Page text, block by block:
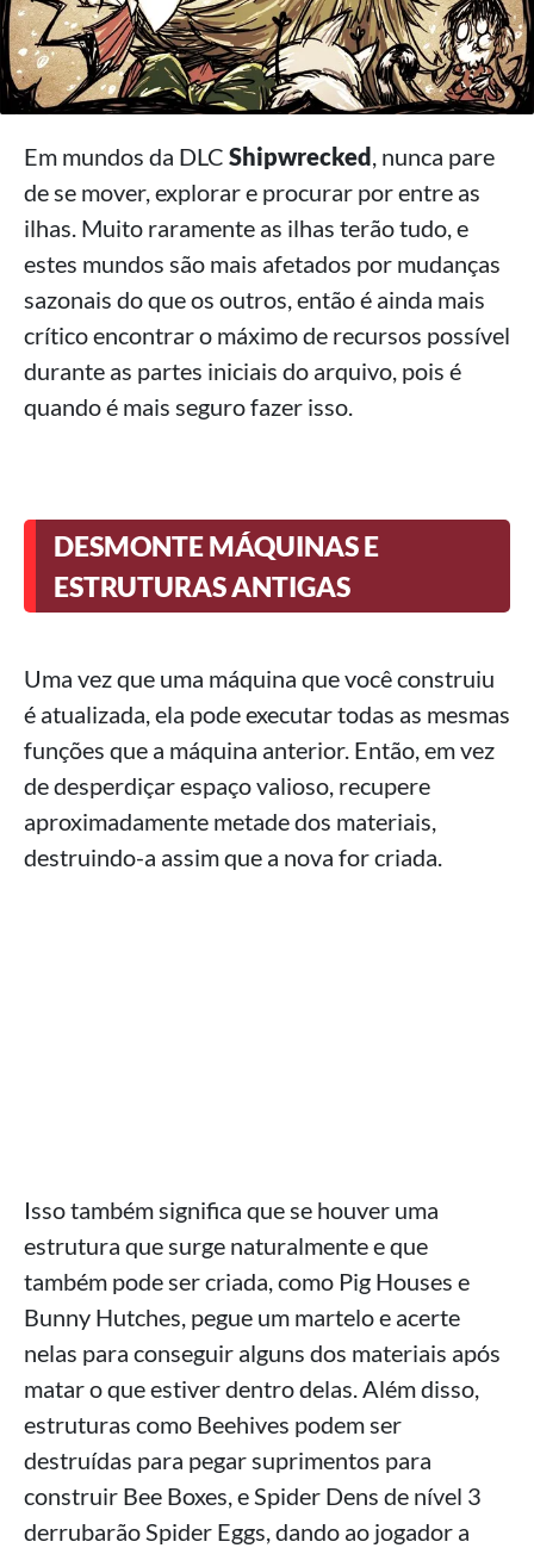
Em mundos da DLC Shipwrecked, nunca pare
de se mover, explorar e procurar por entre as
ilhas. Muito raramente as ilhas terão tudo, e
estes mundos são mais afetados por mudanças
sazonais do que os outros, então é ainda mais
crítico encontrar o máximo de recursos possível
durante as partes iniciais do arquivo, pois é
quando é mais seguro fazer isso.
DESMONTE MÁQUINAS E
ESTRUTURAS ANTIGAS
Uma vez que uma máquina que você construiu
é atualizada, ela pode executar todas as mesmas
funções que a máquina anterior. Então, em vez
de desperdiçar espaço valioso, recupere
aproximadamente metade dos materiais,
destruindo-a assim que a nova for criada.
Isso também significa que se houver uma
estrutura que surge naturalmente e que
também pode ser criada, como Pig Houses e
Bunny Hutches, pegue um martelo e acerte
nelas para conseguir alguns dos materiais após
matar o que estiver dentro delas. Além disso,
estruturas como Beehives podem ser
destruídas para pegar suprimentos para
construir Bee Boxes, e Spider Dens de nível 3
derrubarão Spider Eggs, dando ao jogador a